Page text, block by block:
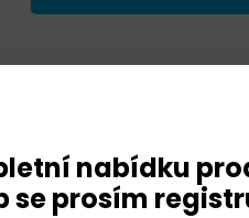
nabídku
se prosím